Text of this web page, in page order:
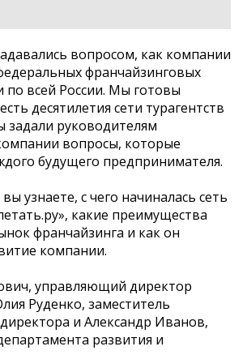
вопросом, как компании
франчайзинговых
по всей России. Мы готовы
десятилетия сети турагентств
задали руководителям
вопросы, которые
будущего предпринимателя.
узнаете, с чего начиналась сеть
какие преимущества
франчайзинга и как он
компании.
управляющий директор
Руденко, заместитель
и Александр Иванов,
развития и